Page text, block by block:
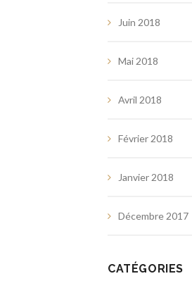
Juin 2018
Mai 2018
Avril 2018
Février 2018
Janvier 2018
Décembre 2017
CATÉGORIES